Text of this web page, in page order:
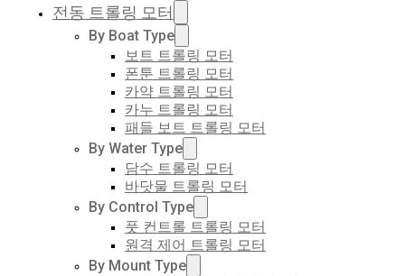
전동 트롤링 모터
By Boat Type
보트 트롤링 모터
폰툰 트롤링 모터
카약 트롤링 모터
카누 트롤링 모터
패들 보트 트롤링 모터
By Water Type
담수 트롤링 모터
바닷물 트롤링 모터
By Control Type
풋 컨트롤 트롤링 모터
원격 제어 트롤링 모터
By Mount Type